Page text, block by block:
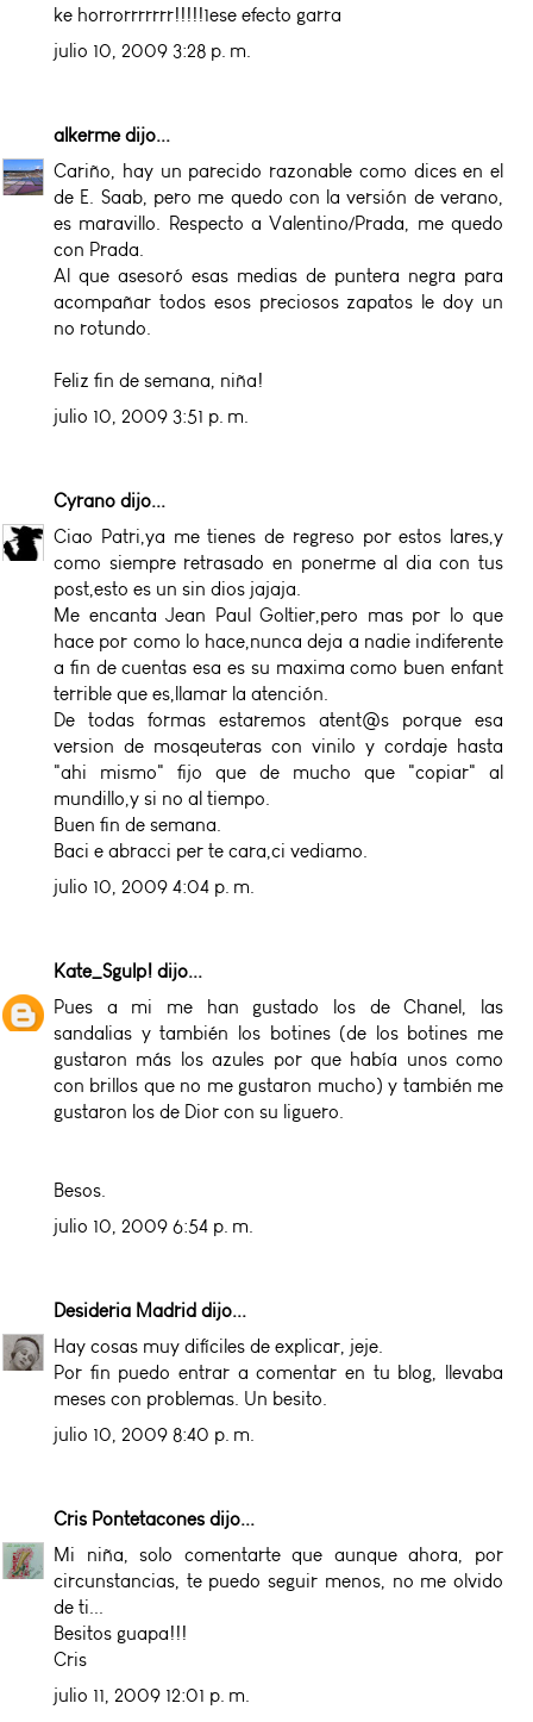
ke horrorrrrrrr!!!!!1ese efecto garra
julio 10, 2009 3:28 p. m.
alkermedijo...
Cariño, hay un parecido razonable como dices en el
de E. Saab, pero me quedo con la versión de verano,
es maravillo. Respecto a Valentino/Prada, me quedo
con Prada.
Al que asesoró esas medias de puntera negra para
acompañar todos esos preciosos zapatos le doy un
no rotundo.
Feliz fin de semana, niña!
julio 10, 2009 3:51 p. m.
Cyrano dijo...
Ciao Patri,ya me tienes de regreso por estos lares,y
como siempre retrasado en ponerme al dia con tus
post,esto es un sin dios jajaja.
Me encanta Jean Paul Goltier,pero mas por lo que
hace por como lo hace,nunca deja a nadie indiferente
a fin de cuentas esa es su maxima como buen enfant
terrible que es,llamar la atención.
De todas formas estaremos atent@s porque esa
version de mosqeuteras con vinilo y cordaje hasta
"ahi mismo" fijo que de mucho que "copiar" al
mundillo,y si no al tiempo.
Buen fin de semana.
Baci e abracci per te cara,ci vediamo.
julio 10, 2009 4:04 p. m.
Kate_Sgulp! dijo...
Pues a mi me han gustado los de Chanel, las
sandalias y también los botines (de los botines me
gustaron más los azules por que había unos como
con brillos que no me gustaron mucho) y también me
gustaron los de Dior con su liguero.
Besos.
julio 10, 2009 6:54 p. m.
Desideria Madrid dijo...
Hay cosas muy difíciles de explicar, jeje.
Por fin puedo entrar a comentar en tu blog, llevaba
meses con problemas. Un besito.
julio 10, 2009 8:40 p. m.
Cris Pontetacones dijo...
Mi niña, solo comentarte que aunque ahora, por
circunstancias, te puedo seguir menos, no me olvido
de ti...
Besitos guapa!!!
Cris
julio 11, 2009 12:01 p. m.